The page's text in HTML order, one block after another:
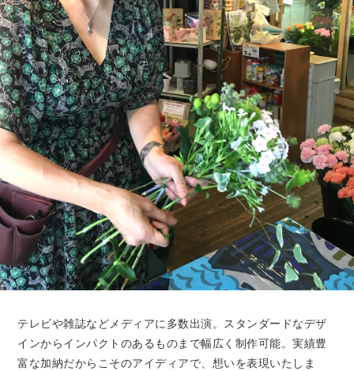
テレビや雑誌などメディアに多数出演。スタンダードなデザ
インからインパクトのあるものまで幅広く制作可能。実績豊
富な加納だからこそのアイディアで、想いを表現いたしま